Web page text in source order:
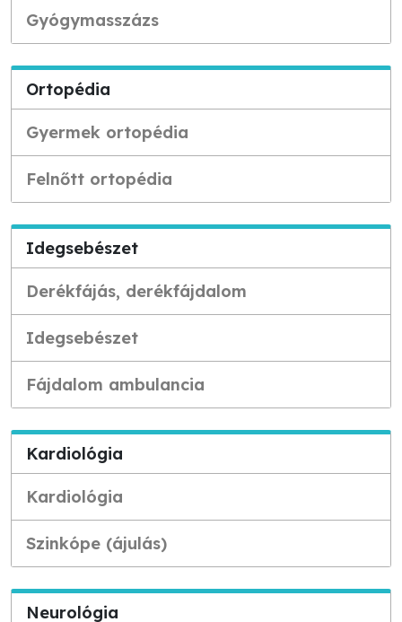
Gyógymasszázs
Ortopédia
Gyermek ortopédia
Felnőtt ortopédia
Idegsebészet
Derékfájás, derékfájdalom
Idegsebészet
Fájdalom ambulancia
Kardiológia
Kardiológia
Szinkópe (ájulás)
Neurológia